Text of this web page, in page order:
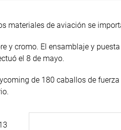
materiales de aviación se
y cromo. El ensamblaje y
el 8 de mayo.
de 180 caballos de